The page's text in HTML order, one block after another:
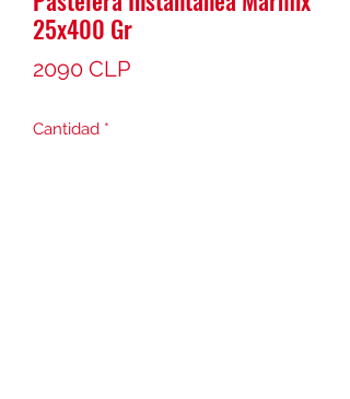
25x400 Gr
2090 CLPPrecio
Cantidad *